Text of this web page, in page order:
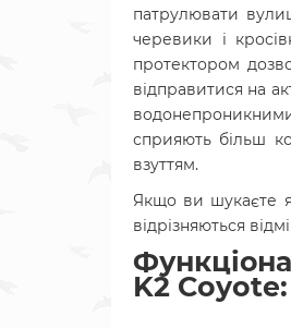
патрулювати
черевики і
протектором
відправитися на
сприяють більш
взуттям.
Якщо ви шукаєте
відрізняються
K2 Coyote: